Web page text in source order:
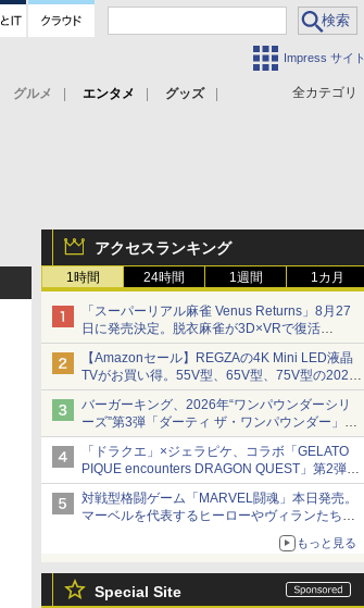
Impress サイト
全カテゴリ
グルメ エンタメ
グッズ
アクセスランキング
1時間 24時間 1週間 1カ月
「スーパーリアル麻雀 Venus Returns」8月27
日に発売決定。脱衣麻雀が3D×VRで復活
発売から2週間は20%オフになるセールが実施
【Amazonセール】REGZAの4K Mini LED液晶
TVがお買い得。55V型、65V型、75V型の2026
年モデルがラインナップ
バーガーキング、2026年“ワンパウンダーシリ
ーズ”第3弾「ダーティ ザ・ワンパウンダー」を
8月7日発売
「特製ガーリックマヨソース」を使用した超大
型チーズバーガー
「ドラクエ」×ジェラピケ、コラボ「GELATO
PIQUE encounters DRAGON QUEST」第2弾が
本日発売
アイスカップに入ったスライムやわたぼう、ベ
ビーサタンなどがオリジナルアートで登場
対戦型格闘ゲーム「MARVEL闘魂」本日発売。
マーベルを代表するヒーローやヴィランたちが
「GUILTY GEAR」などの格ゲーを手掛けるア
もっと見る
Special Site